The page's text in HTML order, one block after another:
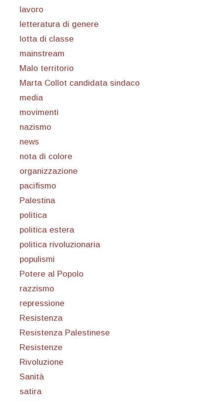
lavoro
letteratura di genere
lotta di classe
mainstream
Malo territorio
Marta Collot candidata sindaco
media
movimenti
nazismo
news
nota di colore
organizzazione
pacifismo
Palestina
politica
politica estera
politica rivoluzionaria
populismi
Potere al Popolo
razzismo
repressione
Resistenza
Resistenza Palestinese
Resistenze
Rivoluzione
Sanità
satira